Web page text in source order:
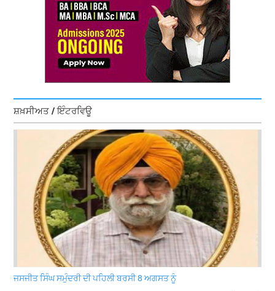
ਸ਼ਖ਼ਸੀਅਤ / ਇੰਟਰਵਿਊ
ਜਸਜੀਤ ਸਿੰਘ ਸਮੁੰਦਰੀ ਦੀ ਪਹਿਲੀ ਬਰਸੀ 8 ਅਗਸਤ ਨੂੰ